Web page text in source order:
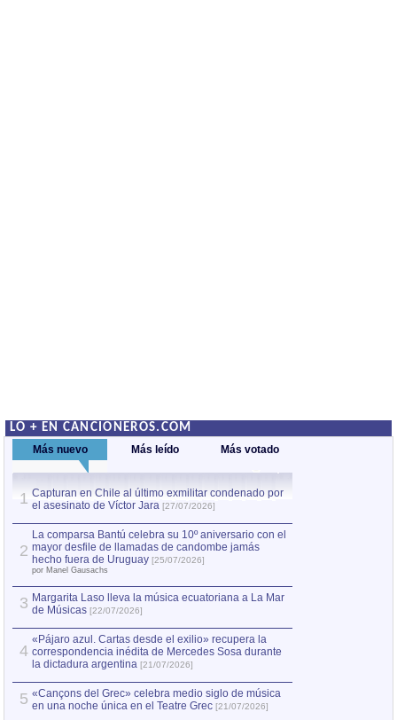
LO + EN CANCIONEROS.COM
Más nuevo Más leído Más votado
1 Capturan en Chile al último exmilitar condenado por
el asesinato de Víctor Jara [27/07/2026]
2
La comparsa Bantú celebra su 10º aniversario con el
mayor desfile de llamadas de candombe jamás
hecho fuera de Uruguay [25/07/2026]
por Manel Gausachs
3 Margarita Laso lleva la música ecuatoriana a La Mar
de Músicas [22/07/2026]
4
«Pájaro azul. Cartas desde el exilio» recupera la
correspondencia inédita de Mercedes Sosa durante
la dictadura argentina [21/07/2026]
5 «Cançons del Grec» celebra medio siglo de música
en una noche única en el Teatre Grec [21/07/2026]